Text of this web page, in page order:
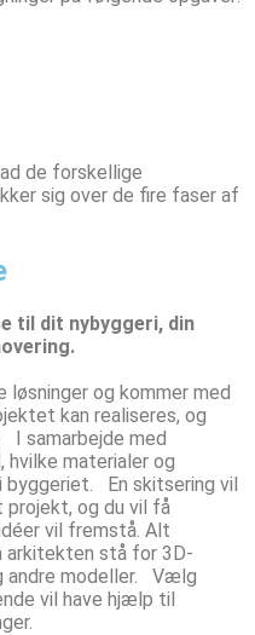
de forskellige
sig over de fire faser af
til dit nybyggeri, din
og kommer med
kan realiseres, og
I samarbejde med
materialer og
byggeriet. En skitsering vil
og du vil få
vil fremstå. Alt
arkitekten stå for 3D-
andre modeller. Vælg
vil have hjælp til